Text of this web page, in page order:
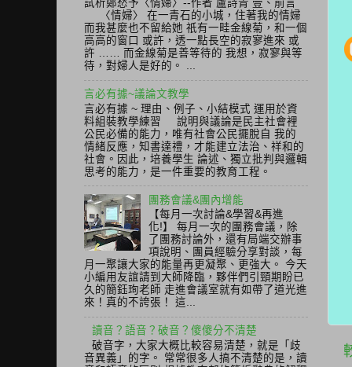
試析鄭愁予〈情婦〉--作者 盧詩青 壹、前言
〈情婦〉 在一青石的小城，住著我的情婦
而我甚麼也不留給她 祇有一畦金線菊，和一個
高高的窗口 或許，透一點長空的寂寥進來 或
許 …… 而金線菊是善等待的 我想，寂寥與等
待，對婦人是好的。 ...
言必有據~議論文教學
言必有據 ~ 理由、例子、小結模式 運用於資
料組裝教學練習 說明與議論是民主社會裡
公民必備的能力，唯有社會公民擺脫自 我的
情緒反應，知書達禮，才能建立法治、祥和的
社會。因此，培養學生 論述、獨立批判與邏輯
思考的能力，是一件重要的教育工程。
團務會議&團內增能
【每月一次討論&學習&再進
化!】 每月一次的團務會議，除
了團務討論外，還有局端交辦事
項說明、團員經驗分享對談，每
月一聚讓大家的能量再更凝聚、更強大。 今天
小編用友誼請到大師降臨，夥伴們引頸期盼已
久的簡鈺珣老師 走進會議室就有如帶了道光進
來！真的不誇張！ 這...
讀音？語音？破音？傻傻分不清楚
破音字，大家大概比較容易清楚，就是「歧
音異義」的字。 常常很多人搞不清楚的是，讀